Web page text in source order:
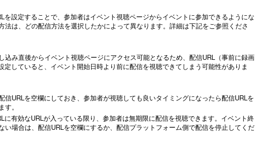
を設定することで、参加者はイベント視聴ページからイベントに参加できるようにな
法は、どの配信方法を選択したかによって異なります。詳細は下記をご参照くださ
込み直後からイベント視聴ページにアクセス可能となるため、配信URL（事前に録画
定していると、イベント開始日時より前に配信を視聴できてしまう可能性がありま
信URLを空欄にしておき、参加者が視聴しても良いタイミングになったら配信URLを
。
に有効なURLが入っている限り、参加者は無期限に配信を視聴できます。イベント終
い場合は、配信URLを空欄にするか、配信プラットフォーム側で配信を停止してくだ